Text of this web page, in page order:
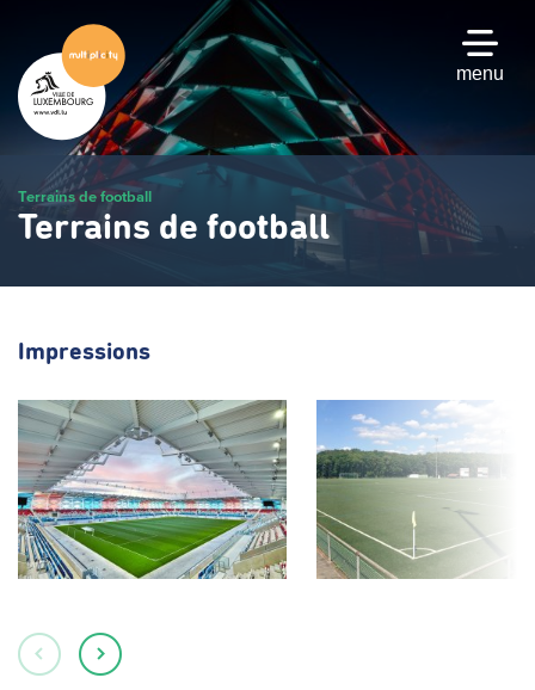
contenu
principal
menu
Terrains de football
Terrains de football
Impressions